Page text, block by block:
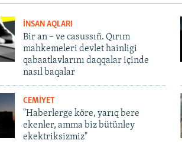
İNSAN AQLARI
Bir an – ve casussıñ. Qırım
mahkemeleri devlet hainligi
qabaatlavlarını daqqalar içinde
nasıl baqalar
CEMİYET
"Haberlerge köre, yarıq bere
ekenler, amma biz bütünley
ekektriksizmiz"